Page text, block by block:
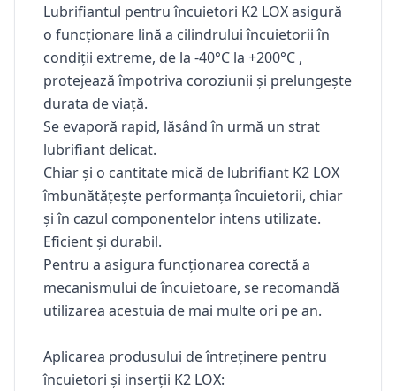
Lubrifiantul pentru încuietori K2 LOXasigură
o funcționare lină a cilindrului încuietoriiîn
condiții extreme, de la -40°C la +200°C ,
protejează împotriva coroziunii și prelungește
durata de viață.
Se evaporă rapid, lăsând în urmă un strat
lubrifiant delicat.
Chiar și o cantitate mică de lubrifiant K2 LOX
îmbunătățește performanța încuietorii, chiar
și în cazul componentelor intens utilizate.
Eficient și durabil.
Pentru a asigura funcționarea corectă a
mecanismului de încuietoare, se recomandă
utilizarea acestuia de mai multe ori pe an.
Aplicarea produsului de întreținere pentru
încuietori și inserții K2 LOX: